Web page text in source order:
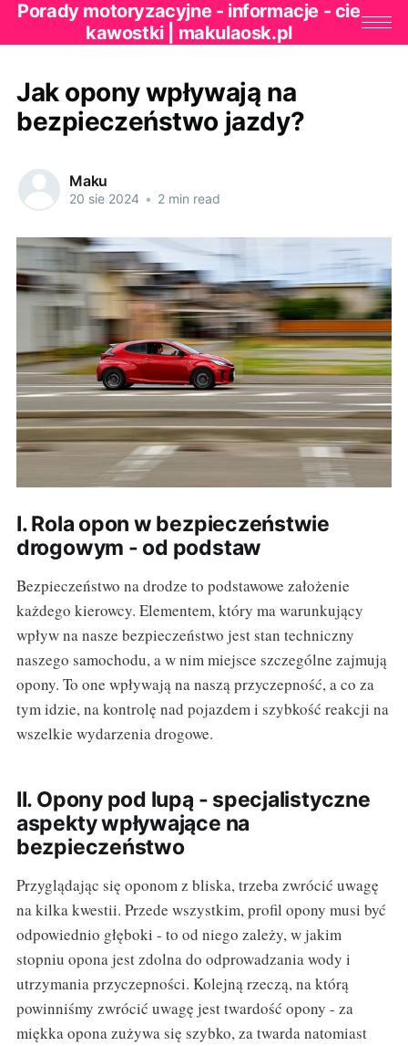
Porady motoryzacyjne - informacje - cie
kawostki | makulaosk.pl
Jak opony wpływają na
bezpieczeństwo jazdy?
Maku
20 sie 2024 • 2 min read
I. Rola opon w bezpieczeństwie
drogowym - od podstaw
Bezpieczeństwo na drodze to podstawowe założenie
każdego kierowcy. Elementem, który ma warunkujący
wpływ na nasze bezpieczeństwo jest stan techniczny
naszego samochodu, a w nim miejsce szczególne zajmują
opony. To one wpływają na naszą przyczepność, a co za
tym idzie, na kontrolę nad pojazdem i szybkość reakcji na
wszelkie wydarzenia drogowe.
II. Opony pod lupą - specjalistyczne
aspekty wpływające na
bezpieczeństwo
Przyglądając się oponom z bliska, trzeba zwrócić uwagę
na kilka kwestii. Przede wszystkim, profil opony musi być
odpowiednio głęboki - to od niego zależy, w jakim
stopniu opona jest zdolna do odprowadzania wody i
utrzymania przyczepności. Kolejną rzeczą, na którą
powinniśmy zwrócić uwagę jest twardość opony - za
miękka opona zużywa się szybko, za twarda natomiast